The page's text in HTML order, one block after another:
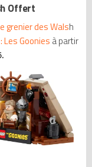
Offert
grenier des Walsh
Les Goonies à partir